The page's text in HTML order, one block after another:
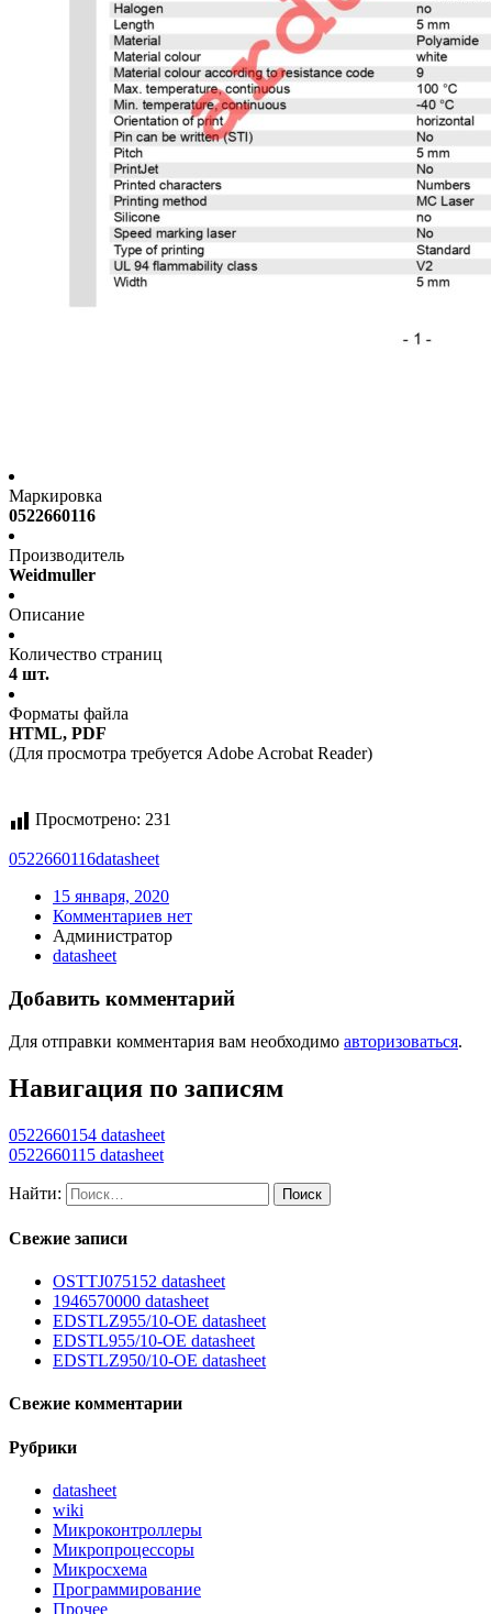
Маркировка
0522660116
Производитель
Weidmuller
Описание
Количество страниц
4 шт.
Форматы файла
HTML, PDF
(Для просмотра требуется Adobe Acrobat Reader)
Просмотрено: 231
0522660116datasheet
15 января, 2020
Комментариев нет
Администратор
datasheet
Добавить комментарий
Для отправки комментария вам необходимо авторизоваться.
Навигация по записям
0522660154 datasheet
0522660115 datasheet
Найти:
Свежие записи
OSTTJ075152 datasheet
1946570000 datasheet
EDSTLZ955/10-OE datasheet
EDSTL955/10-OE datasheet
EDSTLZ950/10-OE datasheet
Свежие комментарии
Рубрики
datasheet
wiki
Микроконтроллеры
Микропроцессоры
Микросхема
Программирование
Прочее